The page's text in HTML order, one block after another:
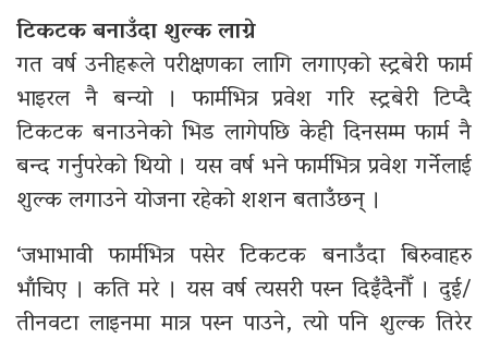
टिकटक बनाउँदा शुल्क लाग्ने
गत वर्ष उनीहरूले परीक्षणका लागि लगाएको स्ट्रबेरी फार्म
भाइरल नै बन्यो । फार्मभित्र प्रवेश गरि स्ट्रबेरी टिप्दै
टिकटक बनाउनेको भिड लागेपछि केही दिनसम्म फार्म नै
बन्द गर्नुपरेको थियो । यस वर्ष भने फार्मभित्र प्रवेश गर्नेलाई
शुल्क लगाउने योजना रहेको शशन बताउँछन् ।
‘जभाभावी फार्मभित्र पसेर टिकटक बनाउँदा बिरुवाहरु
भाँचिए । कति मरे । यस वर्ष त्यसरी पस्न दिइँदैनाैँ । दुई/
तीनवटा लाइनमा मात्र पस्न पाउने, त्यो पनि शुल्क तिरेर